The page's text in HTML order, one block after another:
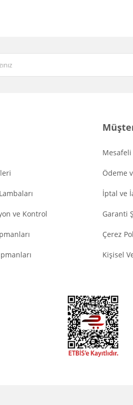
ve Kontrol
Mesafeli
Ödeme
İptal ve
Garanti
Çerez
Kişisel